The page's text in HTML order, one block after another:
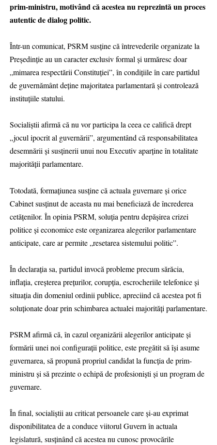
prim-ministru, motivând că acestea nu reprezintă un proces
autentic de dialog politic.
Într-un comunicat, PSRM susține că întrevederile organizate la
Președinție au un caracter exclusiv formal și urmăresc doar
„mimarea respectării Constituției”, în condițiile în care partidul
de guvernământ deține majoritatea parlamentară și controlează
instituțiile statului.
Socialiștii afirmă că nu vor participa la ceea ce califică drept
„jocul ipocrit al guvernării”, argumentând că responsabilitatea
desemnării și susținerii unui nou Executiv aparține în totalitate
majorității parlamentare.
Totodată, formațiunea susține că actuala guvernare și orice
Cabinet susținut de aceasta nu mai beneficiază de încrederea
cetățenilor. În opinia PSRM, soluția pentru depășirea crizei
politice și economice este organizarea alegerilor parlamentare
anticipate, care ar permite „resetarea sistemului politic”.
În declarația sa, partidul invocă probleme precum sărăcia,
inflația, creșterea prețurilor, corupția, escrocheriile telefonice și
situația din domeniul ordinii publice, apreciind că acestea pot fi
soluționate doar prin schimbarea actualei majorități parlamentare.
PSRM afirmă că, în cazul organizării alegerilor anticipate și
formării unei noi configurații politice, este pregătit să își asume
guvernarea, să propună propriul candidat la funcția de prim-
ministru și să prezinte o echipă de profesioniști și un program de
guvernare.
În final, socialiștii au criticat persoanele care și-au exprimat
disponibilitatea de a conduce viitorul Guvern în actuala
legislatură, susținând că acestea nu cunosc provocările